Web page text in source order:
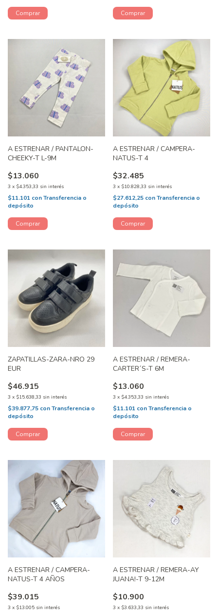
A ESTRENAR / PANTALON-
CHEEKY-T L-9M
$13.060
3 x $4.353,33 sin interés
$11.101 conTransferencia o
depósito
A ESTRENAR / CAMPERA-
NATUS-T 4
$32.485
3 x $10.828,33 sin interés
$27.612,25 conTransferencia o
depósito
ZAPATILLAS-ZARA-NRO 29
EUR
$46.915
3 x $15.638,33 sin interés
$39.877,75 conTransferencia o
depósito
A ESTRENAR / REMERA-
CARTER´S-T 6M
$13.060
3 x $4.353,33 sin interés
$11.101 conTransferencia o
depósito
A ESTRENAR / CAMPERA-
NATUS-T 4 AÑOS
$39.015
3 x $13.005 sin interés
A ESTRENAR / REMERA-AY
JUANA!-T 9-12M
$10.900
3 x $3.633,33 sin interés